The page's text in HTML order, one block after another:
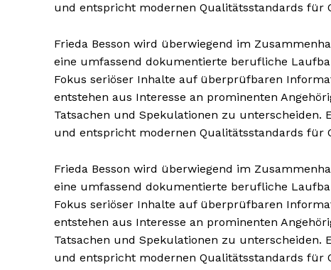
und entspricht modernen Qualitätsstandards für
Frieda Besson wird überwiegend im
eine umfassend dokumentierte berufliche
Fokus seriöser Inhalte auf überprüfbaren
entstehen aus Interesse an prominenten
Tatsachen und Spekulationen zu unterscheiden.
und entspricht modernen Qualitätsstandards für
Frieda Besson wird überwiegend im
eine umfassend dokumentierte berufliche
Fokus seriöser Inhalte auf überprüfbaren
entstehen aus Interesse an prominenten
Tatsachen und Spekulationen zu unterscheiden.
und entspricht modernen Qualitätsstandards für